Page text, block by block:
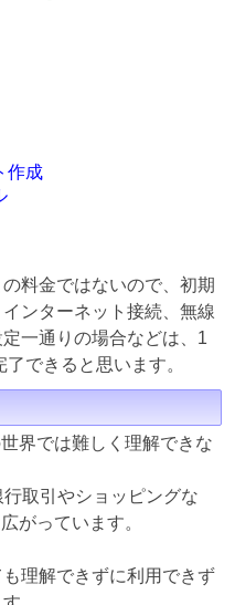
作成
料金ではないので、初期
ンターネット接続、無線
一通りの場合などは、1
できると思います。
界では難しく理解できな
取引やショッピングな
がっています。
理解できずに利用できず